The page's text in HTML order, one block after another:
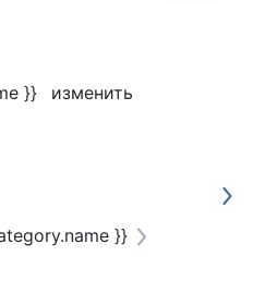
}} изменить
}}